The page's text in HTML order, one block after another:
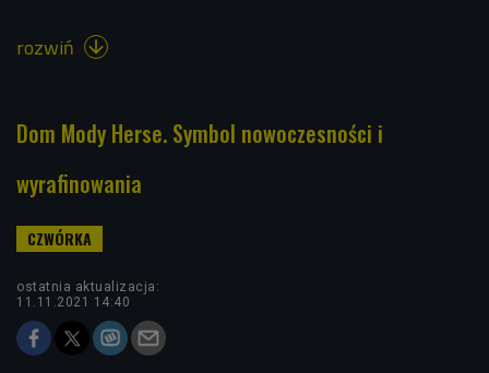
rozwiń 
Dom Mody Herse. Symbol nowoczesności i
wyrafinowania
ostatnia aktualizacja:
11.11.2021 14:40